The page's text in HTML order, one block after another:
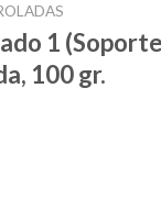
1
100 gr.